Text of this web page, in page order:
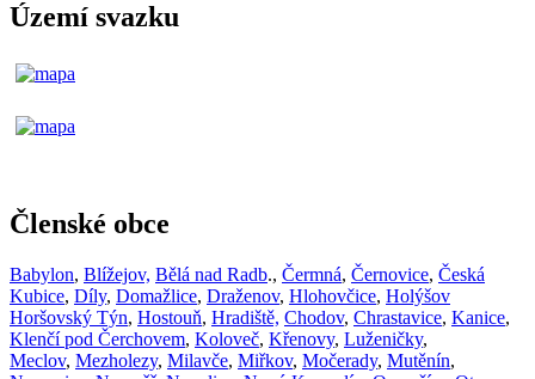
Území svazku
Členské obce
Babylon, Blížejov, Bělá nad Radb., Čermná, Černovice, Česká
Kubice, Díly, Domažlice, Draženov, Hlohovčice, Holýšov
Horšovský Týn, Hostouň, Hradiště, Chodov, Chrastavice, Kanice,
Klenčí pod Čerchovem, Koloveč, Křenovy, Luženičky,
Meclov, Mezholezy, Milavče, Miřkov, Močerady, Mutěnín,